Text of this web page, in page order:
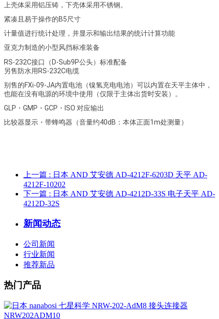
上壳体采用铝压铸，下壳体采用不锈钢。
紧凑且易于操作的B5尺寸
计量值进行统计处理，并显示和输出结果的统计计算功能
亚克力制造的小型风挡标准装备
RS-232C接口（D-Sub9P公头）标准配备
另售防水用RS-232C电缆
别售的FXi-09-JA内置电池（镍氢充电电池）可以内置在天平主体中，
也能在没有电源的环境中使用（仅限于主体出货时安装）。
GLP・GMP・GCP・ISO 对应输出
比较器显示・带蜂鸣器（音量约40dB：本体正面1m处测量）
上一篇 : 日本 AND 艾安德 AD-4212F-6203D 天平 AD-
4212F-10202
下一篇 : 日本 AND 艾安德 AD-4212D-33S 电子天平 AD-
4212D-32S
新闻动态
公司新闻
行业新闻
推荐新品
热门产品